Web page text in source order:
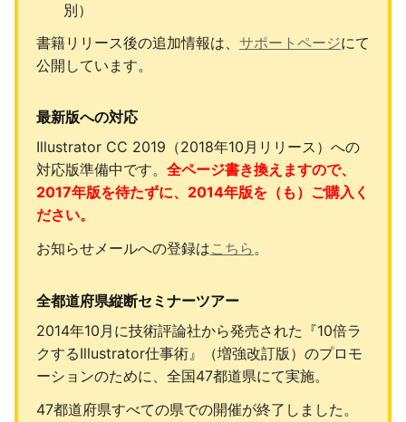
別）
書籍リリース後の追加情報は、 サポートページにて
公開しています。
最新版への対応
Illustrator CC 2019（2018年10月リリース）への
対応版準備中です。 全ページ書き換えますので、
2017年版を待たずに、2014年版を（も）ご購入く
ださい。
お知らせメールへの登録はこちら。
全都道府県縦断セミナーツアー
2014年10月に技術評論社から発売された『10倍ラ
クするIllustrator仕事術』（増強改訂版）のプロモ
ーションのために、全国47都道県にて実施。
47都道府県すべての県での開催が終了しました。